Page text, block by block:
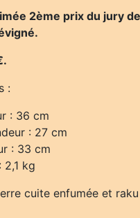
2ème prix du jury
:
: 36 cm
: 27 cm
: 33 cm
2,1 kg
cuite enfumée et